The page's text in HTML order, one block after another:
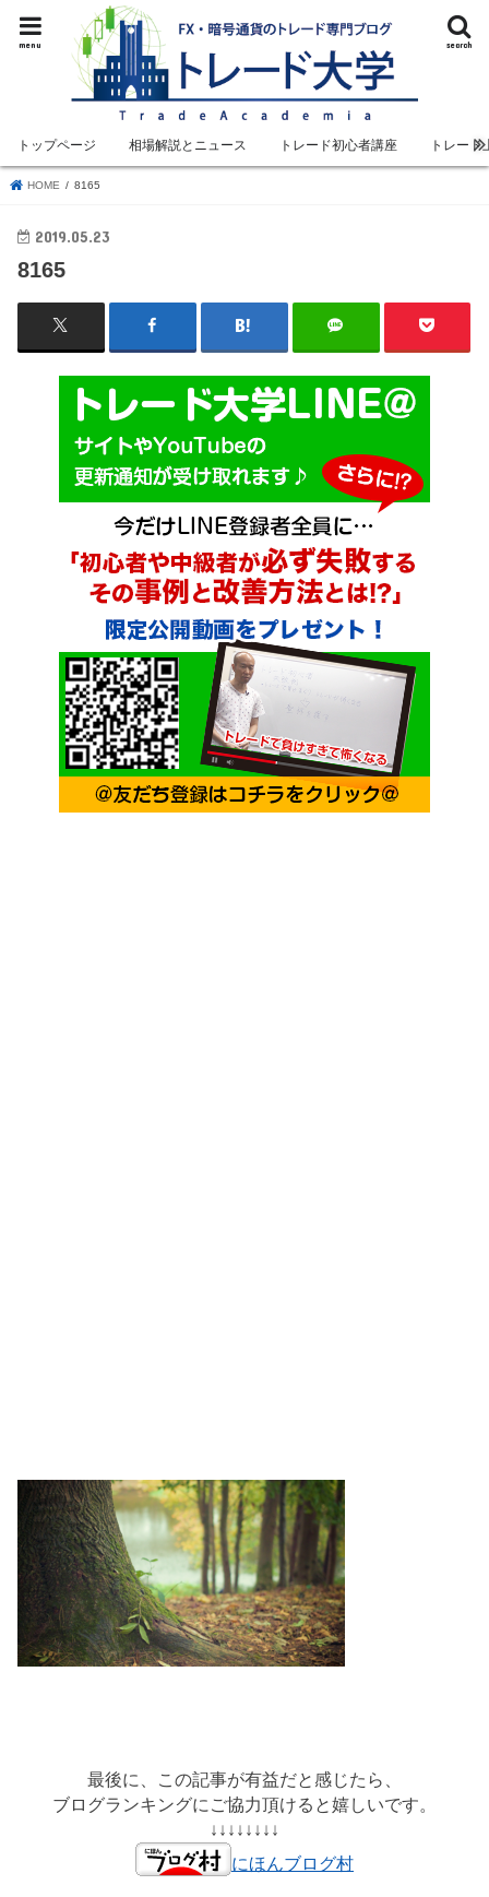
search
menu
トップページ 相場解説とニュース トレード初心者講座 トレード
HOME 8165
2019.05.23
8165
最後に、この記事が有益だと感じたら、
ブログランキングにご協力頂けると嬉しいです。
↓↓↓↓↓↓↓↓
にほんブログ村